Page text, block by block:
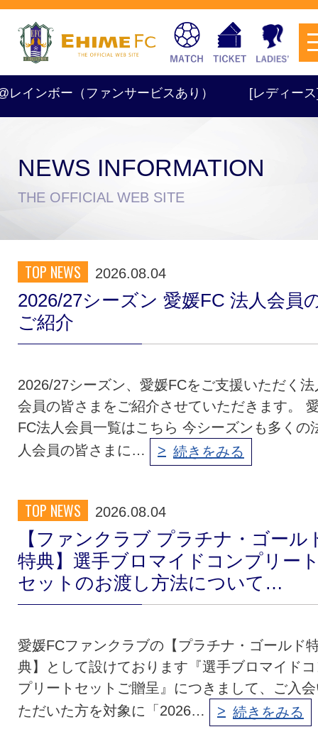
アクセス
クラブ・会社情報 レディース
スクール 募集中！
ファンクラブ 試合を観戦
チケットを購入
トップチーム
スポンサー グッズ
ー（ファンサービスあり） [レディース] TR
NEWS INFORMATION
THE OFFICIAL WEB SITE
TOP NEWS 2026.08.04
2026/27シーズン 愛媛FC 法人会員
ご紹介
2026/27シーズン、愛媛FCをご支援いただく法
会員の皆さまをご紹介させていただきます。
FC法人会員一覧はこちら 今シーズンも多くの
人会員の皆さまに…
続きをみる
TOP NEWS 2026.08.04
【ファンクラブ プラチナ・ゴール
特典】選手ブロマイドコンプリー
セットのお渡し方法について…
愛媛FCファンクラブの【プラチナ・ゴールド
典】として設けております『選手ブロマイド
プリートセットご贈呈』につきまして、ご入
ただいた方を対象に「2026…
続きをみる